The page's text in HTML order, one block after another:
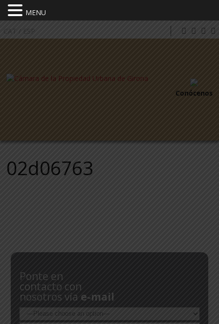
CAT / ESP
Conócenos
02d06763
Ponte en
contacto con
nosotros vía e-mail
MENU